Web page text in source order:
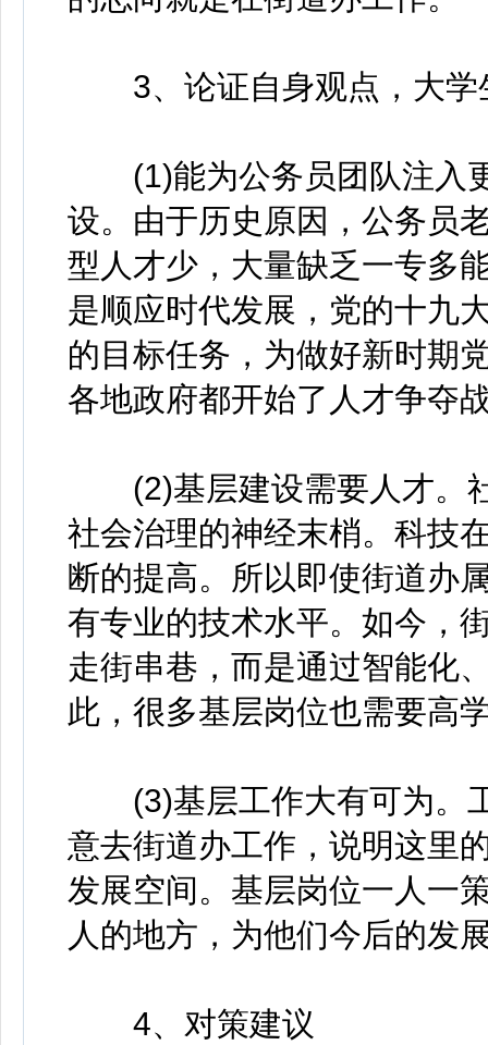
3、论证自身观点，大学
(1)能为公务员团队注入
设。由于历史原因，公务员
型人才少，大量缺乏一专多
是顺应时代发展，党的十九
的目标任务，为做好新时期
各地政府都开始了人才争夺
(2)基层建设需要人才。
社会治理的神经末梢。科技
断的提高。所以即使街道办
有专业的技术水平。如今，
走街串巷，而是通过智能化
此，很多基层岗位也需要高
(3)基层工作大有可为。
意去街道办工作，说明这里
发展空间。基层岗位一人一
人的地方，为他们今后的发
4、对策建议